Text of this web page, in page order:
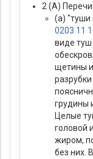
2 (А)
(а) "туши
0203 11
виде
щетины
грудины
Целые
головой
жиром,
без них.